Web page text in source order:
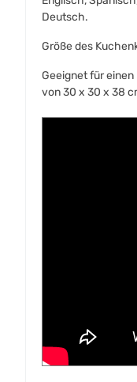
Deutsch.
Größe des
Geeignet für
von 30 x 30 x 38